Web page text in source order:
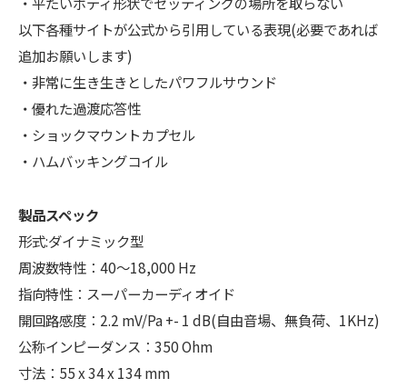
以下各種サイトが公式から引用している表現(必要であれば
追加お願いします)
・非常に生き生きとしたパワフルサウンド
・優れた過渡応答性
・ショックマウントカプセル
・ハムバッキングコイル
製品スペック
形式:ダイナミック型
周波数特性：40～18,000 Hz
指向特性：スーパーカーディオイド
開回路感度：2.2 mV/Pa +- 1 dB(自由音場、無負荷、1KHz)
公称インピーダンス：350 Ohm
寸法：55 x 34 x 134 mm